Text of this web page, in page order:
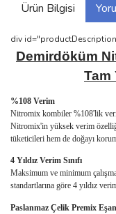
Ürün Bilgisi
div
Demirdöküm
Tam
%108 Verim
Nitromix kombiler %108'lik
Nitromix'in yüksek verim
tüketicileri hem de doğayı
4 Yıldız Verim Sınıfı
Maksimum ve minimum
standartlarına göre 4 yıldız
Paslanmaz Çelik Premix